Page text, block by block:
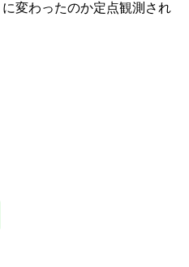
変わったのか定点観測され